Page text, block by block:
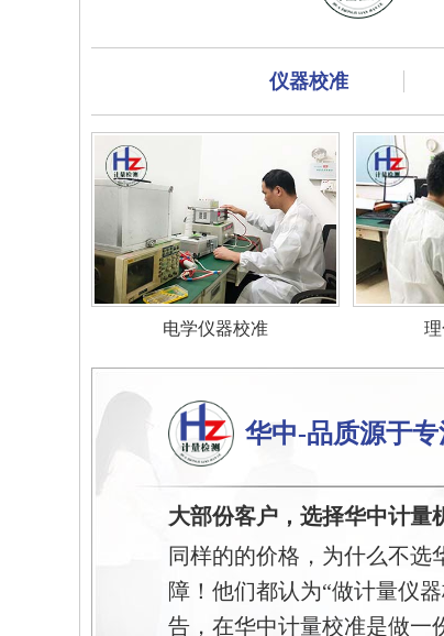
仪器校准
电学仪器校准
华中-品质源于专
大部份客户，选择华中计
同样的的价格，为什么不选
障！他们都认为“做计量仪
告，在华中计量校准是做一